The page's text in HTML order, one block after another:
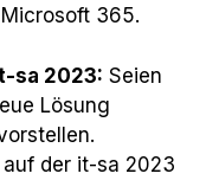
365.
sa 2023: Seien
Lösung
auf der it-sa 2023